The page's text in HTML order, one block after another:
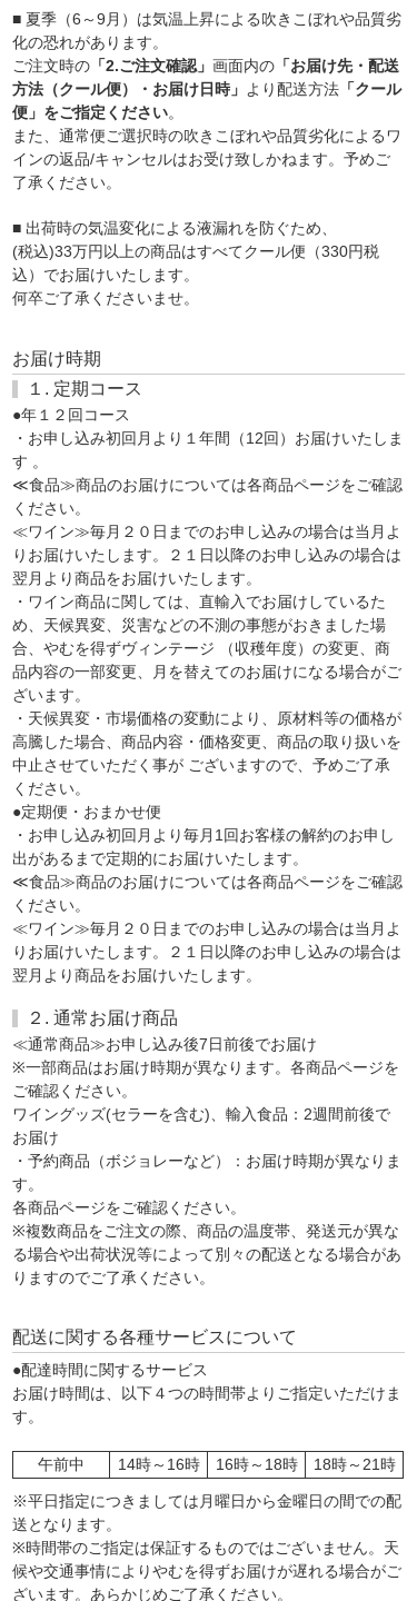
■ 夏季（6～9月）は気温上昇による吹きこぼれや品質劣
化の恐れがあります。
ご注文時の 「2.ご注文確認」画面内の 「お届け先・配送
方法（クール便）・お届け日時」 より配送方法 「クール
便」をご指定ください。
また、通常便ご選択時の吹きこぼれや品質劣化によるワ
インの返品/キャンセルはお受け致しかねます。予めご
了承ください。
■ 出荷時の気温変化による液漏れを防ぐため、
(税込)33万円以上の商品はすべてクール便（330円税
込）でお届けいたします。
何卒ご了承くださいませ。
お届け時期
１. 定期コース
●年１２回コース
・お申し込み初回月より１年間（12回）お届けいたしま
す 。
≪食品≫商品のお届けについては各商品ページをご確認
ください。
≪ワイン≫毎月２０日までのお申し込みの場合は当月よ
りお届けいたします。２１日以降のお申し込みの場合は
翌月より商品をお届けいたします。
・ワイン商品に関しては、直輸入でお届けしているた
め、天候異変、災害などの不測の事態がおきました場
合、やむを得ずヴィンテージ （収穫年度）の変更、商
品内容の一部変更、月を替えてのお届けになる場合がご
ざいます。
・天候異変・市場価格の変動により、原材料等の価格が
高騰した場合、商品内容・価格変更、商品の取り扱いを
中止させていただく事が ございますので、予めご了承
ください。
●定期便・おまかせ便
・お申し込み初回月より毎月1回お客様の解約のお申し
出があるまで定期的にお届けいたします。
≪食品≫商品のお届けについては各商品ページをご確認
ください。
≪ワイン≫毎月２０日までのお申し込みの場合は当月よ
りお届けいたします。２１日以降のお申し込みの場合は
翌月より商品をお届けいたします。
２. 通常お届け商品
≪通常商品≫お申し込み後7日前後でお届け
※一部商品はお届け時期が異なります。各商品ページを
ご確認ください。
ワイングッズ(セラーを含む)、輸入食品：2週間前後で
お届け
・予約商品（ボジョレーなど）：お届け時期が異なりま
す。
各商品ページをご確認ください。
※複数商品をご注文の際、商品の温度帯、発送元が異な
る場合や出荷状況等によって別々の配送となる場合があ
りますのでご了承ください。
配送に関する各種サービスについて
●配達時間に関するサービス
お届け時間は、以下４つの時間帯よりご指定いただけま
す。
午前中 14時～16時 16時～18時 18時～21時
※平日指定につきましては月曜日から金曜日の間での配
送となります。
※時間帯のご指定は保証するものではございません。天
候や交通事情によりやむを得ずお届けが遅れる場合がご
ざいます。あらかじめご了承ください。